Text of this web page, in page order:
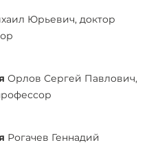
Юрьевич, доктор
Орлов Сергей Павлович,
Рогачев Геннадий